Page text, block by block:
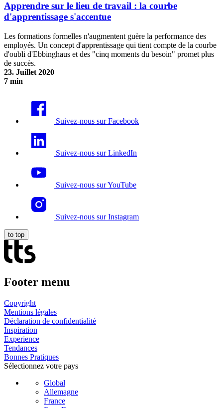
Apprendre sur le lieu de travail : la courbe
d'apprentissage s'accentue
Les formations formelles n'augmentent guère la performance des
employés. Un concept d'apprentissage qui tient compte de la courbe
d'oubli d'Ebbinghaus et des "cinq moments du besoin" promet plus
de succès.
23. Juillet 2020
7 min
Suivez-nous sur Facebook
Suivez-nous sur LinkedIn
Suivez-nous sur YouTube
Suivez-nous sur Instagram
to top
Footer menu
Copyright
Mentions légales
Déclaration de confidentialité
Inspiration
Experience
Tendances
Bonnes Pratiques
Sélectionnez votre pays
Global
Allemagne
France